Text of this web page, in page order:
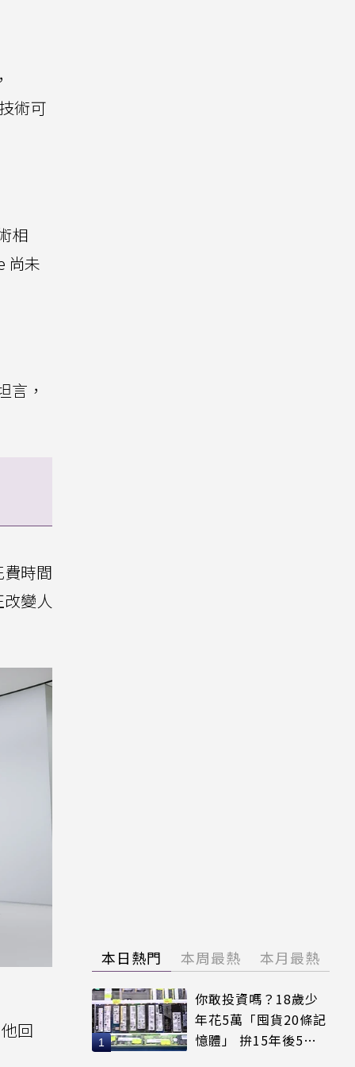
術可
相
尚未
言，
時間
變人
回
本日熱門 本周最熱 本月最熱
你敢投資嗎？18歲少
年花5萬「囤貨20條記
憶體」 拚15年後5倍